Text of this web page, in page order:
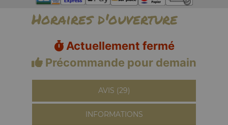
Horaires d'ouverture
Actuellement fermé
Précommande pour demain
AVIS (29)
INFORMATIONS